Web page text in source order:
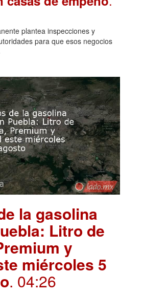
plantea inspecciones y
para que esos negocios
la gasolina
Litro de
y
miércoles 5
. 04:26